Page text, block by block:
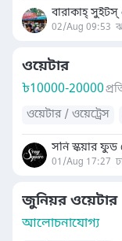
বারাকাহ্ সুইটস্
02/Aug 09:53
ওয়েটার
৳10000-20000
ওয়েটার / ওয়েট্রেস
সনি স্কয়ার
01/Aug 17:27
জুনিয়র ওয়েটার
আলোচনাযোগ্য